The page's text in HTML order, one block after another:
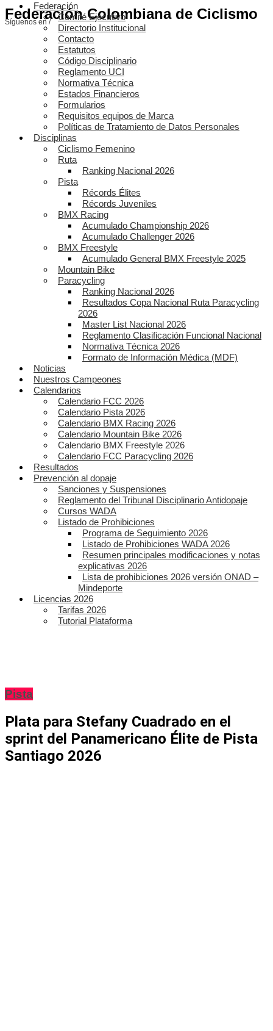
Federación Colombiana de Ciclismo
Síguenos en /
Federación
Comité Ejecutivo
Directorio Institucional
Contacto
Estatutos
Código Disciplinario
Reglamento UCI
Normativa Técnica
Estados Financieros
Formularios
Requisitos equipos de Marca
Políticas de Tratamiento de Datos Personales
Disciplinas
Ciclismo Femenino
Ruta
Ranking Nacional 2026
Pista
Récords Élites
Récords Juveniles
BMX Racing
Acumulado Championship 2026
Acumulado Challenger 2026
BMX Freestyle
Acumulado General BMX Freestyle 2025
Mountain Bike
Paracycling
Ranking Nacional 2026
Resultados Copa Nacional Ruta Paracycling
2026
Master List Nacional 2026
Reglamento Clasificación Funcional Nacional
Normativa Técnica 2026
Formato de Información Médica (MDF)
Noticias
Nuestros Campeones
Calendarios
Calendario FCC 2026
Calendario Pista 2026
Calendario BMX Racing 2026
Calendario Mountain Bike 2026
Calendario BMX Freestyle 2026
Calendario FCC Paracycling 2026
Resultados
Prevención al dopaje
Sanciones y Suspensiones
Reglamento del Tribunal Disciplinario Antidopaje
Cursos WADA
Listado de Prohibiciones
Programa de Seguimiento 2026
Listado de Prohibiciones WADA 2026
Resumen principales modificaciones y notas
explicativas 2026
Lista de prohibiciones 2026 versión ONAD –
Mindeporte
Licencias 2026
Tarifas 2026
Tutorial Plataforma
Pista
Plata para Stefany Cuadrado en el
sprint del Panamericano Élite de Pista
Santiago 2026